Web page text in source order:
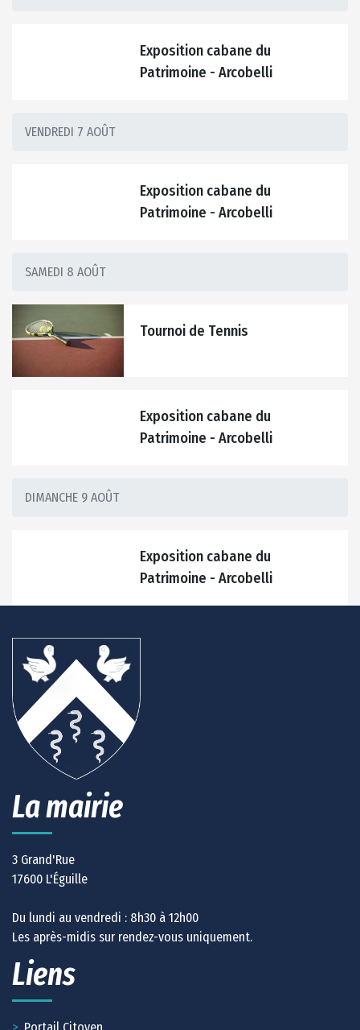
Exposition cabane du
Patrimoine - Arcobelli
VENDREDI 7 AOÛT
Exposition cabane du
Patrimoine - Arcobelli
SAMEDI 8 AOÛT
Tournoi de Tennis
Exposition cabane du
Patrimoine - Arcobelli
DIMANCHE 9 AOÛT
Exposition cabane du
Patrimoine - Arcobelli
La mairie
3 Grand'Rue
17600 L'Éguille
Du lundi au vendredi : 8h30 à 12h00
Les après-midis sur rendez-vous uniquement.
Liens